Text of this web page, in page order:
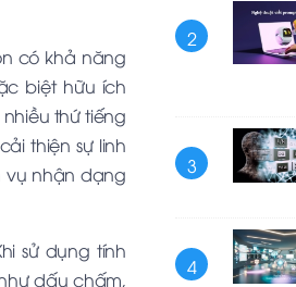
có khả năng
biệt hữu ích
thứ tiếng
thiện sự linh
vụ nhận dạng
sử dụng tính
dấu chấm,
2
3
4